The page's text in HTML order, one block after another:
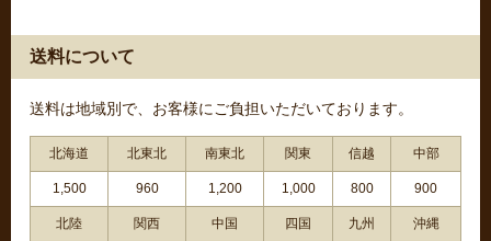
送料について
送料は地域別で、お客様にご負担いただいております。
北海道 北東北 南東北 関東 信越 中部
1,500 960 1,200 1,000 800 900
北陸 関西 中国 四国 九州 沖縄